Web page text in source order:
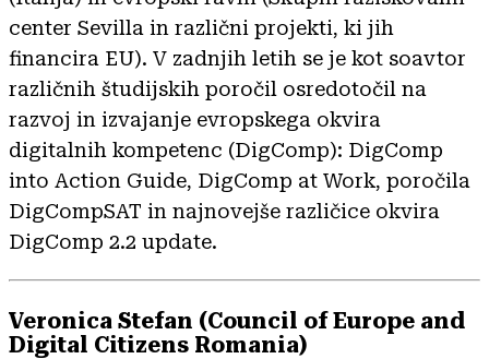
center Sevilla in različni projekti, ki jih
financira EU). V zadnjih letih se je kot soavtor
različnih študijskih poročil osredotočil na
razvoj in izvajanje evropskega okvira
digitalnih kompetenc (DigComp): DigComp
into Action Guide, DigComp at Work, poročila
DigCompSAT in najnovejše različice okvira
DigComp 2.2 update.
Veronica Stefan (Council of Europe and
Digital Citizens Romania)